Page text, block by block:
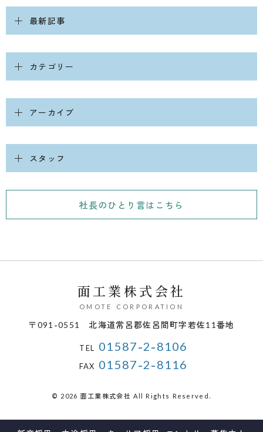
最新記事
カテゴリー
アーカイブ
スタッフ
社長のひとり言はこちら
面工業株式会社
OMOTE CORPORATION
〒091-0551北海道常呂郡佐呂間町字若佐11番地
TEL 01587-2-8106
FAX 01587-2-8116
© 2026 面工業株式会社 All Rights Reserved.